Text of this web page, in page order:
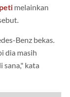
peti melainkan
Benz bekas.
dia masih
sana," kata